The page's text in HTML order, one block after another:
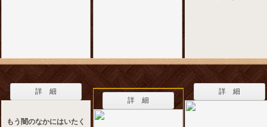
詳 細
もう闇のなかにはいたく
詳 細
詳 細